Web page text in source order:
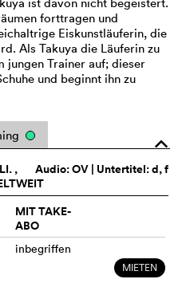
forttragen und
Eiskunstläuferin, die
Als Takuya die Läuferin zu
jungen Trainer auf; dieser
und beginnt ihn zu
o
Audio:OV | Untertitel: d, f
,
MIT TAKE-
ABO
inbegriffen
MIETEN